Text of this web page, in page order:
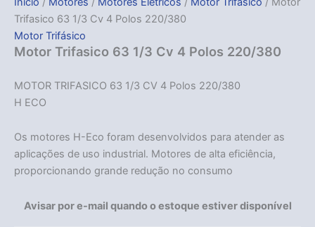
Trifasico 63 1/3 Cv 4 Polos 220/380
Motor Trifásico
Motor Trifasico 63 1/3 Cv 4 Polos 220/380
MOTOR TRIFASICO 63 1/3 CV 4 Polos 220/380
H ECO
Os motores H-Eco foram desenvolvidos para atender as
aplicações de uso industrial. Motores de alta eficiência,
proporcionando grande redução no consumo
Avisar por e-mail quando o estoque estiver disponível